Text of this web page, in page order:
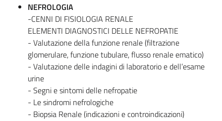
NEFROLOGIA
-CENNI DI FISIOLOGIA RENALE
ELEMENTI DIAGNOSTICI DELLE NEFROPATIE
- Valutazione della funzione renale (filtrazione
glomerulare, funzione tubulare, flusso renale ematico)
- Valutazione delle indagini di laboratorio e dell’esame
urine
- Segni e sintomi delle nefropatie
- Le sindromi nefrologiche
- Biopsia Renale (indicazioni e controindicazioni)